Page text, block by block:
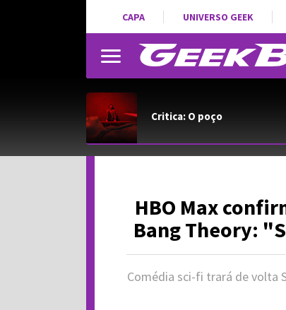
CAPA UNIVERSO GEEK
Critica: O poço
HBO Max
Bang Theory:
Comédia sci-fi trará de volta